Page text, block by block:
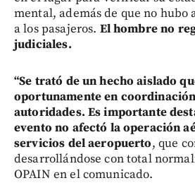
mental, además de que no hubo
a los pasajeros. El hombre no
judiciales.
“Se trató de un hecho aislado
oportunamente en
autoridades. Es importante
evento no afectó la operación
servicios del aeropuerto, que
desarrollándose con total
OPAIN en el comunicado.